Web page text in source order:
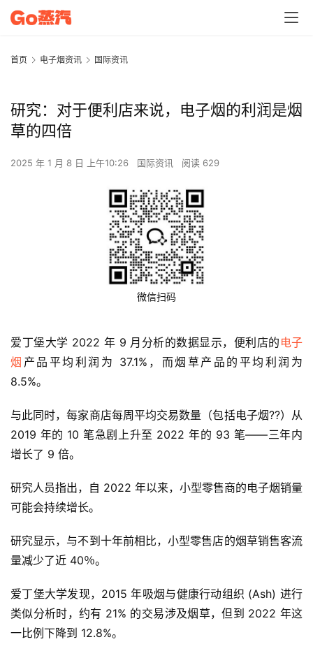
首页 电子烟资讯 国际资讯
研究：对于便利店来说，电子烟的利润是烟
草的四倍
2025 年 1 月 8 日 上午10:26 国际资讯 阅读 629
微信扫码
爱丁堡大学 2022 年 9 月分析的数据显示，便利店的 电子
烟 产品平均利润为 37.1%，而烟草产品的平均利润为
8.5%。
与此同时，每家商店每周平均交易数量（包括电子烟??）从
2019 年的 10 笔急剧上升至 2022 年的 93 笔——三年内
增长了 9 倍。
研究人员指出，自 2022 年以来，小型零售商的电子烟销量
可能会持续增长。
研究显示，与不到十年前相比，小型零售店的烟草销售客流
量减少了近 40％。
爱丁堡大学发现，2015 年吸烟与健康行动组织 (Ash) 进行
类似分析时，约有 21% 的交易涉及烟草，但到 2022 年这
一比例下降到 12.8%。